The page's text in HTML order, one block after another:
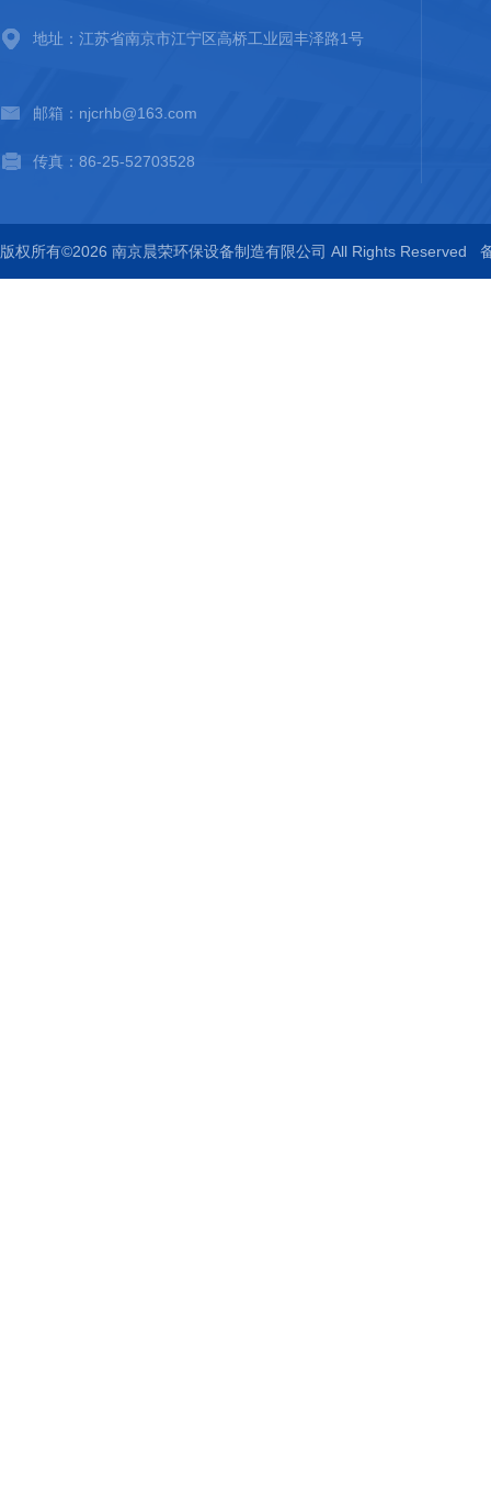
地址：江苏省南京市江宁区高桥工业园丰泽路1号
邮箱：njcrhb@163.com
传真：86-25-52703528
版权所有©2026 南京晨荣环保设备制造有限公司 All Rights Reserved